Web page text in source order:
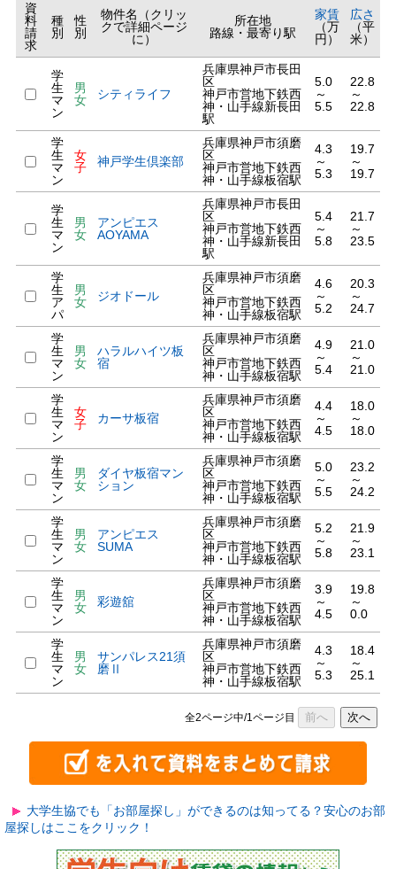
資
料
請
求
種
別
性
別
物件名（クリッ
クで詳細ページ
に）
所在地
路線・最寄り駅
家賃
（万
円）
広さ
（平
米）
学
生
マ
ン
男
女
シティライフ
兵庫県神戸市長田
区
神戸市営地下鉄西
神・山手線新長田
駅
5.0
～
5.5
22.8
～
22.8
学
生
マ
ン
女
子
神戸学生倶楽部
兵庫県神戸市須磨
区
神戸市営地下鉄西
神・山手線板宿駅
4.3
～
5.3
19.7
～
19.7
学
生
マ
ン
男
女
アンピエス
AOYAMA
兵庫県神戸市長田
区
神戸市営地下鉄西
神・山手線新長田
駅
5.4
～
5.8
21.7
～
23.5
学
生
ア
パ
男
女
ジオドール
兵庫県神戸市須磨
区
神戸市営地下鉄西
神・山手線板宿駅
4.6
～
5.2
20.3
～
24.7
学
生
マ
ン
男
女
ハラルハイツ板
宿
兵庫県神戸市須磨
区
神戸市営地下鉄西
神・山手線板宿駅
4.9
～
5.4
21.0
～
21.0
学
生
マ
ン
女
子
カーサ板宿
兵庫県神戸市須磨
区
神戸市営地下鉄西
神・山手線板宿駅
4.4
～
4.5
18.0
～
18.0
学
生
マ
ン
男
女
ダイヤ板宿マン
ション
兵庫県神戸市須磨
区
神戸市営地下鉄西
神・山手線板宿駅
5.0
～
5.5
23.2
～
24.2
学
生
マ
ン
男
女
アンピエス
SUMA
兵庫県神戸市須磨
区
神戸市営地下鉄西
神・山手線板宿駅
5.2
～
5.8
21.9
～
23.1
学
生
マ
ン
男
女
彩遊舘
兵庫県神戸市須磨
区
神戸市営地下鉄西
神・山手線板宿駅
3.9
～
4.5
19.8
～
0.0
学
生
マ
ン
男
女
サンパレス21須
磨Ⅱ
兵庫県神戸市須磨
区
神戸市営地下鉄西
神・山手線板宿駅
4.3
～
5.3
18.4
～
25.1
全2ページ中/1ページ目 前へ 次へ
大学生協でも「お部屋探し」ができるのは知ってる？安心のお部
屋探しはここをクリック！